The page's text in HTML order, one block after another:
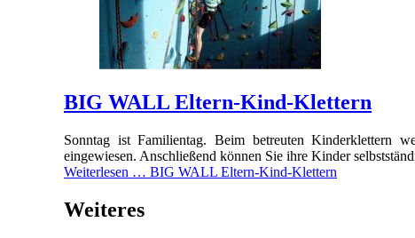
BIG WALL Eltern-Kind-Klettern
Sonntag ist Familientag. Beim betreuten Kinderklettern
eingewiesen. Anschließend können Sie ihre Kinder
Weiterlesen … BIG WALL Eltern-Kind-Klettern
Weiteres